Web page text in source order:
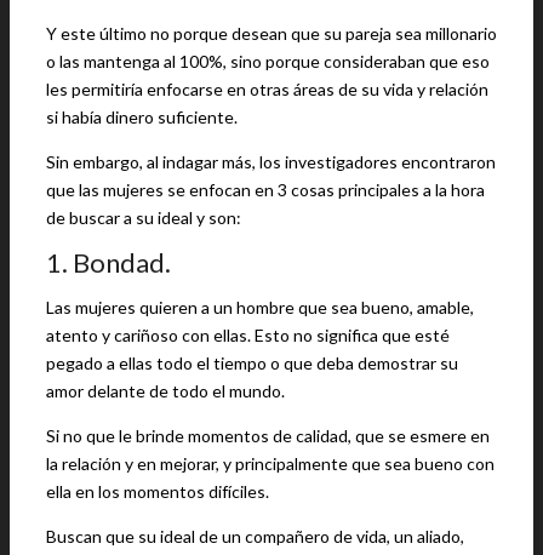
Y este último no porque desean que su pareja sea millonario
o las mantenga al 100%, sino porque consideraban que eso
les permitiría enfocarse en otras áreas de su vida y relación
si había dinero suficiente.
Sin embargo, al indagar más, los investigadores encontraron
que las mujeres se enfocan en 3 cosas principales a la hora
de buscar a su ideal y son:
1. Bondad.
Las mujeres quieren a un hombre que sea bueno, amable,
atento y cariñoso con ellas. Esto no significa que esté
pegado a ellas todo el tiempo o que deba demostrar su
amor delante de todo el mundo.
Si no que le brinde momentos de calidad, que se esmere en
la relación y en mejorar, y principalmente que sea bueno con
ella en los momentos difíciles.
Buscan que su ideal de un compañero de vida, un aliado,